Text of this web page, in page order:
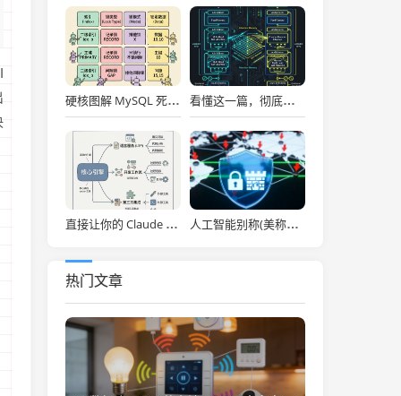
硬核图解 MySQL 死锁：为什么两个看似不冲突的 Update 和 Insert 会掐死对方？ 看懂这一篇，彻底通关大模型底层！图解 Transformer 核心架构与自注意力机制！
直接让你的 Claude Code 效率拉满，Anthropic 官方神级插件开源了！ 人工智能别称(美称中国一人工智能企业违反美出口管制 外交部：中方已多次表明原则立场)
热门文章